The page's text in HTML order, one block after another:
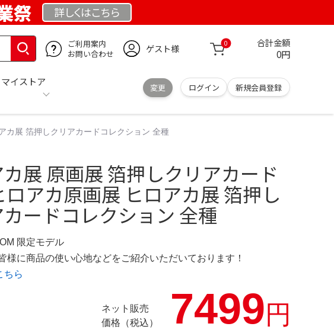
祭 詳しくはこちら
ご利用案内
お問い合わせ
ゲスト様 0 合計金額
0円
マイストア
変更 ログイン 新規会員登録
カ展 箔押しクリアカードコレクション 全種
カ展 原画展 箔押しクリアカード
ロアカ原画展 ヒロアカ展 箔押し
ードコレクション 全種
限定モデル
様に商品の使い心地などをご紹介いただいております！
ちら
ネット販売
価格（税込）
7499円